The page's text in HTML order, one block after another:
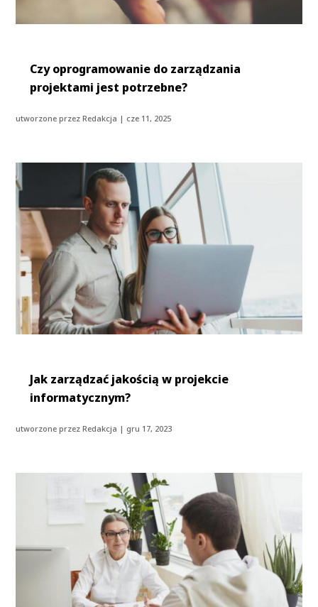
Czy oprogramowanie do zarządzania
projektami jest potrzebne?
utworzone przezRedakcja | cze 11, 2025
Jak zarządzać jakością w projekcie
informatycznym?
utworzone przezRedakcja | gru 17, 2023